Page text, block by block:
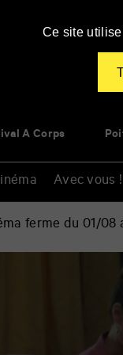
À Corps
Avec vous !
ferme du 01/
Ce site